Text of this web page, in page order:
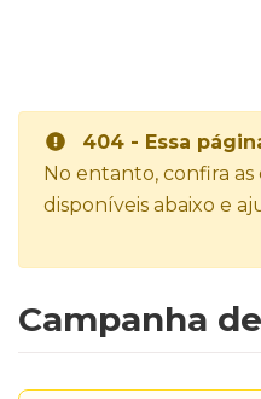
404 - Essa
No entanto, confira
disponíveis abaixo e
Campanha